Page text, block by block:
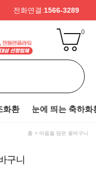
전화연결:1566-3289
0
화환 눈에 띄는 축하화
홈 마음을 담은 꽃바구니
구니